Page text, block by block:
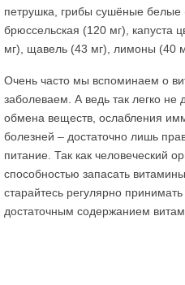
петрушка, грибы сушёные белые
брюссельская (120 мг), капуста
мг), щавель (43 мг), лимоны (40
Очень часто мы вспоминаем о
заболеваем. А ведь так легко не
обмена веществ, ослабления
болезней – достаточно лишь
питание. Так как человеческий
способностью запасать
старайтесь регулярно
достаточным содержанием